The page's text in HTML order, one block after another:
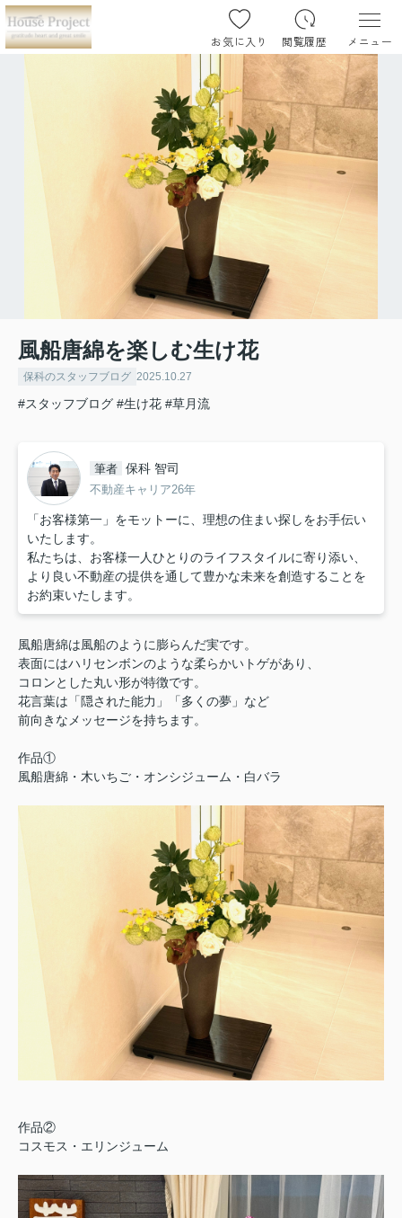
お気に入り 閲覧履歴 メニュー
風船唐綿を楽しむ生け花
保科のスタッフブログ 2025.10.27
#スタッフブログ #生け花 #草月流
筆者 保科 智司
不動産キャリア26年
「お客様第一」をモットーに、理想の住まい探しをお手伝い
いたします。
私たちは、お客様一人ひとりのライフスタイルに寄り添い、
より良い不動産の提供を通して豊かな未来を創造することを
お約束いたします。
風船唐綿は風船のように膨らんだ実です。
表面にはハリセンボンのような柔らかいトゲがあり、
コロンとした丸い形が特徴です。
花言葉は「隠された能力」「多くの夢」など
前向きなメッセージを持ちます。
作品①
風船唐綿・木いちご・オンシジューム・白バラ
作品②
コスモス・エリンジューム